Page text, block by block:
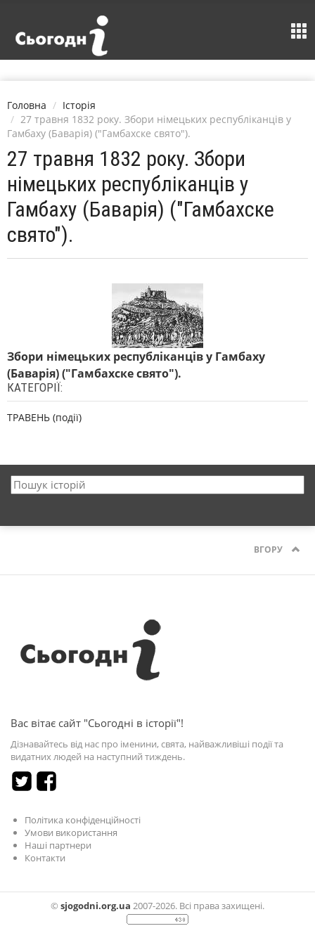
Головна
Історія
27 травня 1832 року. Збори німецьких республіканців у
Гамбаху (Баварія) ("Гамбахске свято").
27 травня 1832 року. Збори
німецьких республіканців у
Гамбаху (Баварія) ("Гамбахске
свято").
Збори німецьких республіканців у Гамбаху
(Баварія) ("Гамбахске свято").
КАТЕГОРІЇ:
ТРАВЕНЬ (події)
ВГОРУ
Вас вітає сайт "Сьогодні в історії"!
Дізнавайтесь від нас про іменини, свята, найважливіші події та
видатних людей на наступний тиждень.
Політика конфіденційності
Умови використання
Наші партнери
Контакти
© sjogodni.org.ua 2007-2026. Всі права захищені.